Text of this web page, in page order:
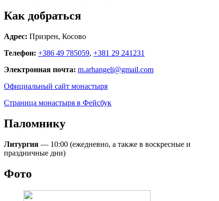
Как добраться
Адрес: Призрен, Косово
Телефон: +386 49 785059, +381 29 241231
Электронная почта: m.arhangeli@gmail.com
Официальный сайт монастыря
Страница монастыря в Фейсбук
Паломнику
Литургия — 10:00 (ежедневно, а также в воскресные и
праздничные дни)
Фото